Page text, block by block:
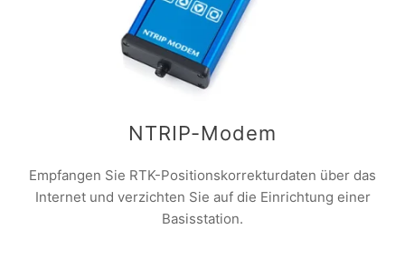
NTRIP-Modem
Empfangen Sie RTK-Positionskorrekturdaten über das
Internet und verzichten Sie auf die Einrichtung einer
Basisstation.